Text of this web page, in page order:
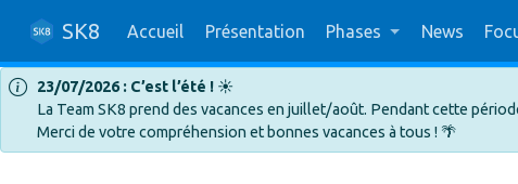
SK8 Accueil Présentation Phases News
23/07/2026 : C’est l’été !☀️
La Team SK8 prend des vacances en juillet/août. Pendant cette
Merci de votre compréhension et bonnes vacances à tous ! 🌴